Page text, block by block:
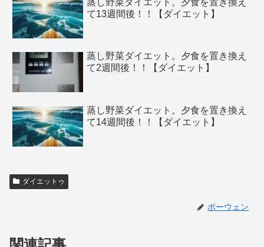
て13週間後！！【ダイエット】
蒸し野菜ダイエット。夕食を置き換え
て2週間後！！【ダイエット】
蒸し野菜ダイエット。夕食を置き換え
て14週間後！！【ダイエット】
ダイエットゥ
ボーウェン